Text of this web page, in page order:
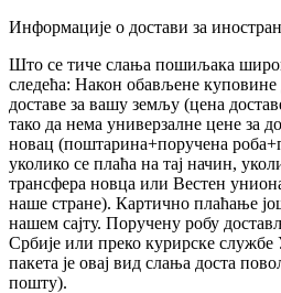
Информације о достави за
Што се тиче слања пошиљака
следећа: Након обављене куповине
доставе за вашу земљу (цена
тако да нема универзалне цене за
новац (поштарина+поручена
уколико се плаћа на тај начин,
трансфера новца или Вестен
наше стране). Картично плаћање
нашем сајту. Поручену робу
Србије или преко курирске
пакета је овај вид слања доста
пошту).